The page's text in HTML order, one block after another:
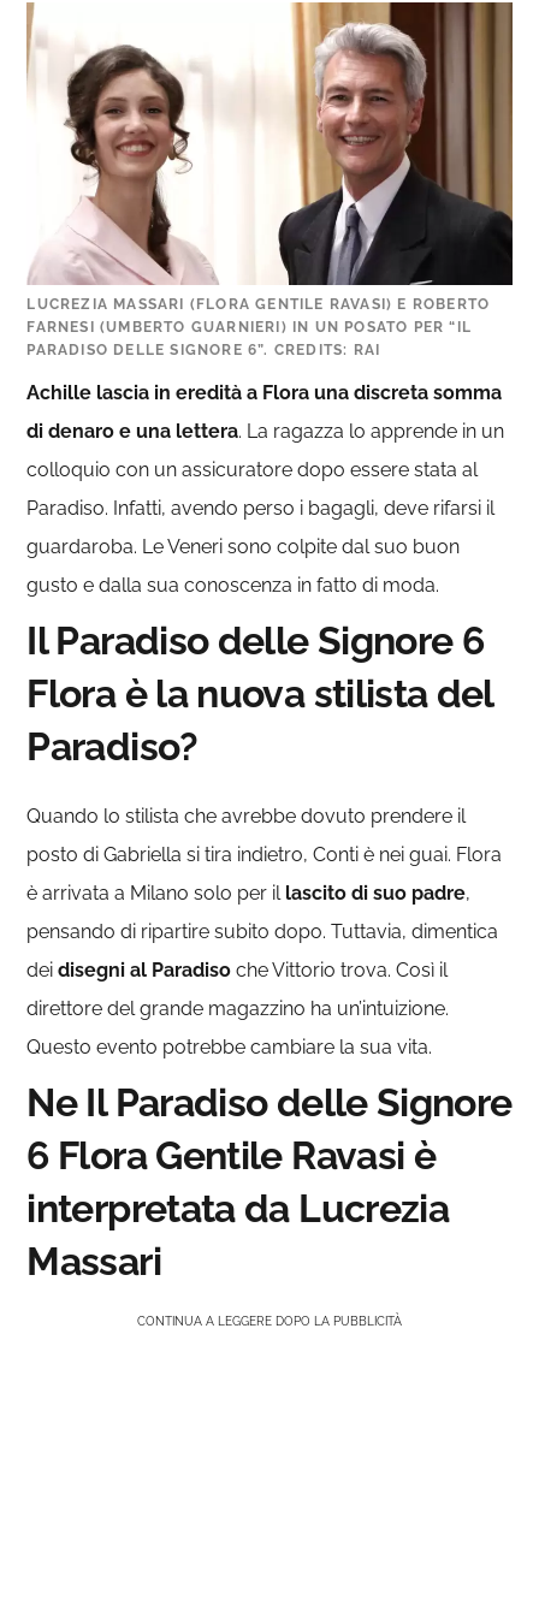
LUCREZIA MASSARI (FLORA GENTILE RAVASI) E ROBERTO
FARNESI (UMBERTO GUARNIERI) IN UN POSATO PER “IL
PARADISO DELLE SIGNORE 6”. CREDITS: RAI
Achille lascia in eredità a Flora una discreta somma
di denaro e una lettera. La ragazza lo apprende in un
colloquio con un assicuratore dopo essere stata al
Paradiso. Infatti, avendo perso i bagagli, deve rifarsi il
guardaroba. Le Veneri sono colpite dal suo buon
gusto e dalla sua conoscenza in fatto di moda.
Il Paradiso delle Signore 6
Flora è la nuova stilista del
Paradiso?
Quando lo stilista che avrebbe dovuto prendere il
posto di Gabriella si tira indietro, Conti è nei guai. Flora
è arrivata a Milano solo per il lascito di suo padre,
pensando di ripartire subito dopo. Tuttavia, dimentica
deidisegni al Paradiso che Vittorio trova. Così il
direttore del grande magazzino ha un’intuizione.
Questo evento potrebbe cambiare la sua vita.
Ne Il Paradiso delle Signore
6 Flora Gentile Ravasi è
interpretata da Lucrezia
Massari
CONTINUA A LEGGERE DOPO LA PUBBLICITÀ